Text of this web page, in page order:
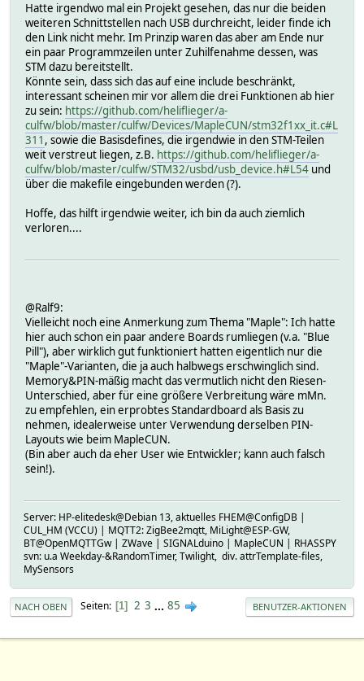
Hatte irgendwo mal ein Projekt gesehen, das nur die beiden
weiteren Schnittstellen nach USB durchreicht, leider finde ich
den Link nicht mehr. Im Prinzip waren das aber am Ende nur
ein paar Programmzeilen unter Zuhilfenahme dessen, was
STM dazu bereitstellt.
Könnte sein, dass sich das auf eine include beschränkt,
interessant scheinen mir vor allem die drei Funktionen ab hier
zu sein: https://github.com/heliflieger/a-
culfw/blob/master/culfw/Devices/MapleCUN/stm32f1xx_it.c#L
311 , sowie die Basisdefines, die irgendwie in den STM-Teilen
weit verstreut liegen, z.B. https://github.com/heliflieger/a-
culfw/blob/master/culfw/STM32/usbd/usb_device.h#L54 und
über die makefile eingebunden werden (?).
Hoffe, das hilft irgendwie weiter, ich bin da auch ziemlich
verloren....
@Ralf9:
Vielleicht noch eine Anmerkung zum Thema "Maple": Ich hatte
hier auch schon ein paar andere Boards rumliegen (v.a. "Blue
Pill"), aber wirklich gut funktioniert hatten eigentlich nur die
"Maple"-Varianten, die ja auch halbwegs erschwinglich sind.
Memory&PIN-mäßig macht das vermutlich nicht den Riesen-
Unterschied, aber für eine größere Verbreitung wäre mMn.
zu empfehlen, ein erprobtes Standardboard als Basis zu
nehmen, idealerweise unter Verwendung derselben PIN-
Layouts wie beim MapleCUN.
(Bin aber auch da eher User wie Entwickler; kann auch falsch
sein!).
Server: HP-elitedesk@Debian 13, aktuelles FHEM@ConfigDB |
CUL_HM (VCCU) | MQTT2: ZigBee2mqtt, MiLight@ESP-GW,
BT@OpenMQTTGw | ZWave | SIGNALduino | MapleCUN | RHASSPY
svn: u.a Weekday-&RandomTimer, Twilight, div. attrTemplate-files,
MySensors
NACH OBEN Seiten 1 2 3 ... 85 BENUTZER-AKTIONEN